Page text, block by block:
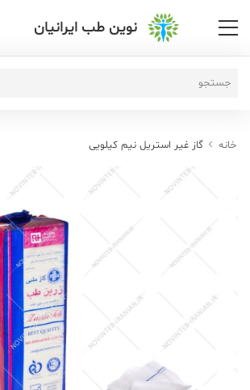
نوین طب ایرانیان
خانه گاز غیر استریل نیم کیلویی